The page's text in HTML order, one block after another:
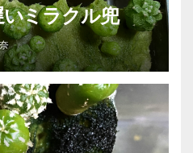
ミラクル兜